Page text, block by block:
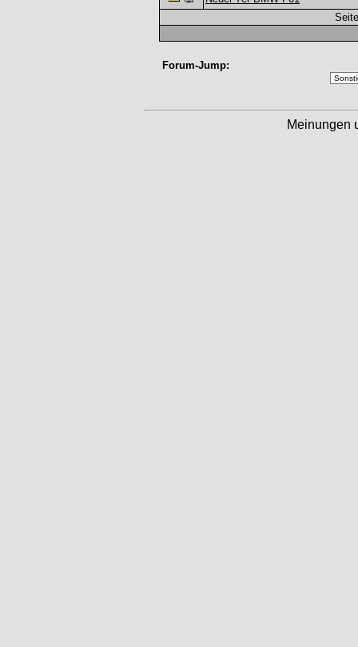
Forum-Jump:
Meinungen